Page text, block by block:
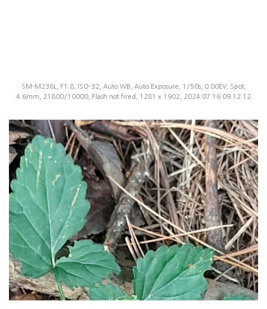
SM-M236L, F1.8, ISO-32, Auto WB, Auto Exposure, 1/50s, 0.00EV, Spot,
4.6mm, 21800/10000, Flash not fired, 1281 x 1902, 2024:07:16 09:12:12